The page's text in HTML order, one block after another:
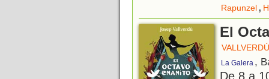
Rapunzel,
El
La Galera ,
De 8 a